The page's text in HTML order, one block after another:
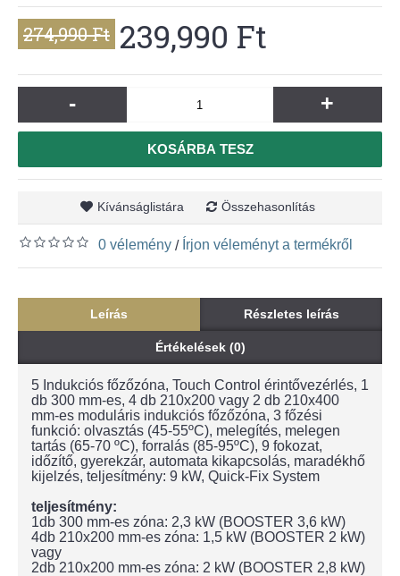
274,990 Ft 239,990 Ft
- +
KOSÁRBA TESZ
Kívánságlistára Összehasonlítás
0 vélemény / Írjon véleményt a termékről
Leírás Részletes leírás
Értékelések (0)
5 Indukciós főzőzóna, Touch Control érintővezérlés, 1
db 300 mm-es, 4 db 210x200 vagy 2 db 210x400
mm-es moduláris indukciós főzőzóna, 3 főzési
funkció: olvasztás (45-55ºC), melegítés, melegen
tartás (65-70 ºC), forralás (85-95ºC), 9 fokozat,
időzítő, gyerekzár, automata kikapcsolás, maradékhő
kijelzés, teljesítmény: 9 kW, Quick-Fix System
teljesítmény:
1db 300 mm-es zóna: 2,3 kW (BOOSTER 3,6 kW)
4db 210x200 mm-es zóna: 1,5 kW (BOOSTER 2 kW)
vagy
2db 210x200 mm-es zóna: 2 kW (BOOSTER 2,8 kW)